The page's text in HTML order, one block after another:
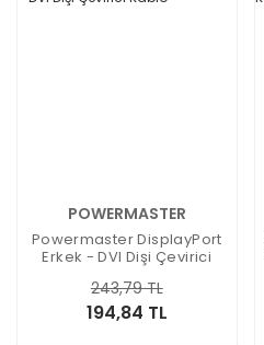
POWERMASTER
Powermaster DisplayPort
Erkek - DVI Dişi Çevirici
194,84 TL
243,79 TL